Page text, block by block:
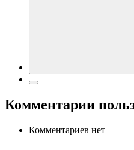
Комментарии
Комментариев нет